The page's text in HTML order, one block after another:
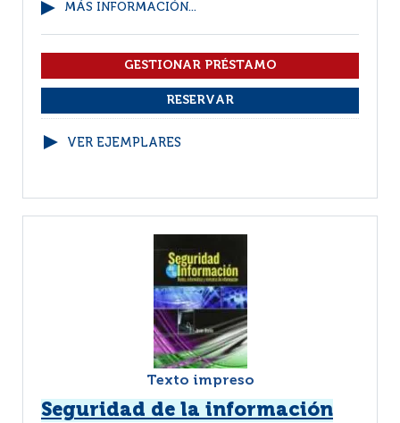
MÁS INFORMACIÓN...
VER EJEMPLARES
Texto impreso
Seguridad de la información